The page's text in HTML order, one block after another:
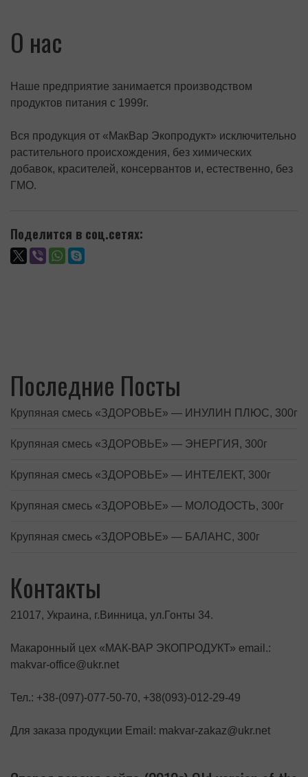
О нас
Наше предприятие занимается производством
продуктов питания с 1999г.
Вся продукция от «МакВар Экопродукт» исключительно
растительного происхождения, без химических
добавок, красителей, консервантов и, естественно, без
ГМО.
Поделится в соц.сетях:
Последние Посты
Крупяная смесь «ЗДОРОВЬЕ» — ИНУЛИН ПЛЮС, 300г
Крупяная смесь «ЗДОРОВЬЕ» — ЭНЕРГИЯ, 300г
Крупяная смесь «ЗДОРОВЬЕ» — ИНТЕЛЕКТ, 300г
Крупяная смесь «ЗДОРОВЬЕ» — МОЛОДОСТЬ, 300г
Крупяная смесь «ЗДОРОВЬЕ» — БАЛАНС, 300г
Контакты
21017, Украина, г.Винница, ул.Гонты 34.
Макаронный цех «МАК-ВАР ЭКОПРОДУКТ» email.:
makvar-office@ukr.net
Тел.: +38-(097)-077-50-70, +38(093)-012-29-49
Для заказа продукции Email: makvar-zakaz@ukr.net